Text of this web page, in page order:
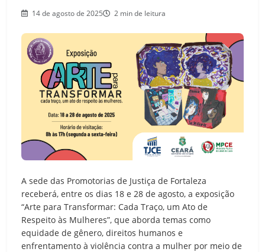
14 de agosto de 2025 2 min de leitura
A sede das Promotorias de Justiça de Fortaleza
receberá, entre os dias 18 e 28 de agosto, a exposição
“Arte para Transformar: Cada Traço, um Ato de
Respeito às Mulheres”, que aborda temas como
equidade de gênero, direitos humanos e
enfrentamento à violência contra a mulher por meio de